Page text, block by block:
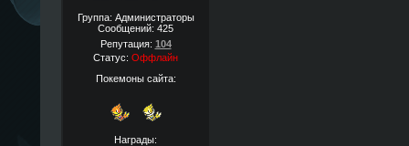
Группа: Администраторы
Сообщений: 425
Репутация: 104
Статус: Оффлайн
Покемоны сайта:
Награды: